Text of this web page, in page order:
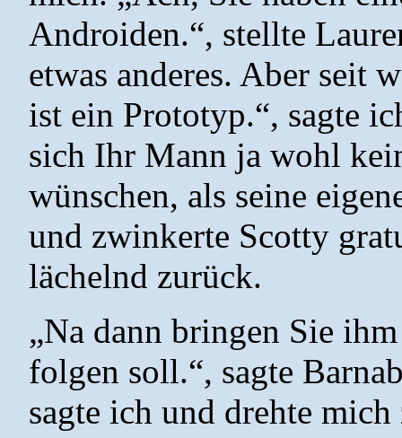
Androiden.“, stellte
etwas anderes. Aber seit
ist ein Prototyp.“, sagte
sich Ihr Mann ja wohl
wünschen, als seine
und zwinkerte Scotty
lächelnd zurück.
„Na dann bringen Sie
folgen soll.“, sagte
sagte ich und drehte